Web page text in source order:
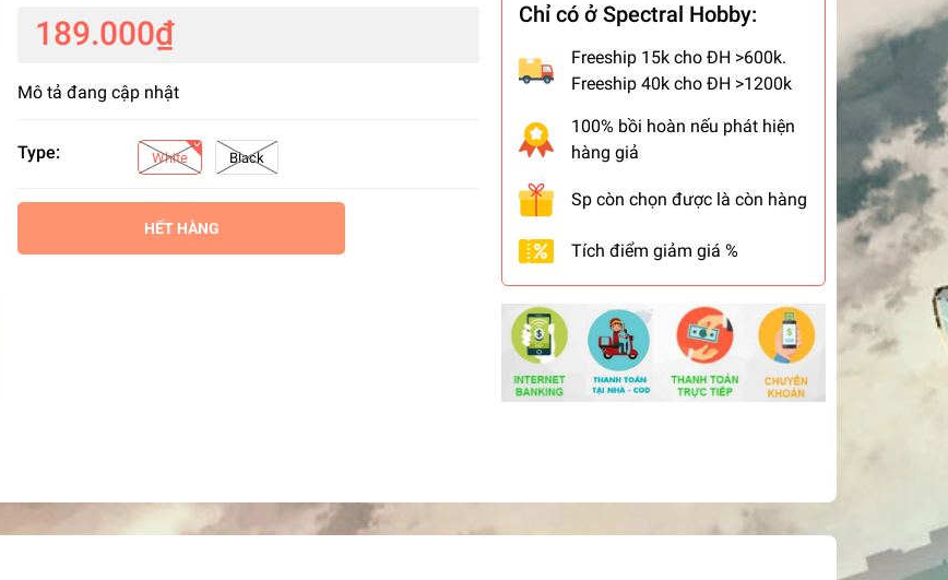
189.000₫
Mô tả đang cập nhật
Type: White Black
HẾT HÀNG
Chỉ có ở Spectral Hobby:
Freeship 15k cho ĐH >600k.
Freeship 40k cho ĐH >1200k
100% bồi hoàn nếu phát hiện
hàng giả
Sp còn chọn được là còn hàng
Tích điểm giảm giá %